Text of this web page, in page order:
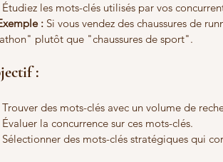
Étudiez les mots-clés utilisés par vos
: Si vous vendez des chaussures de
plutôt que "chaussures de sport".
:
Trouver des mots-clés avec un volume de
Évaluer la concurrence sur ces mots-clés.
Sélectionner des mots-clés stratégiques qui